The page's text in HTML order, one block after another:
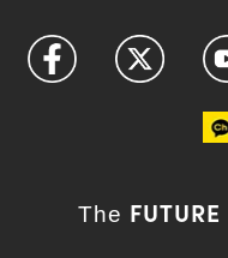
The FUTURE